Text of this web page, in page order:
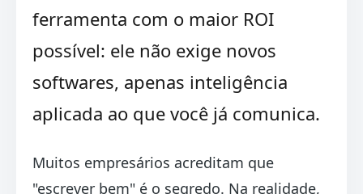
ferramenta com o maior ROI
possível: ele não exige novos
softwares, apenas inteligência
aplicada ao que você já comunica.
Muitos empresários acreditam que
"escrever bem" é o segredo. Na realidade,